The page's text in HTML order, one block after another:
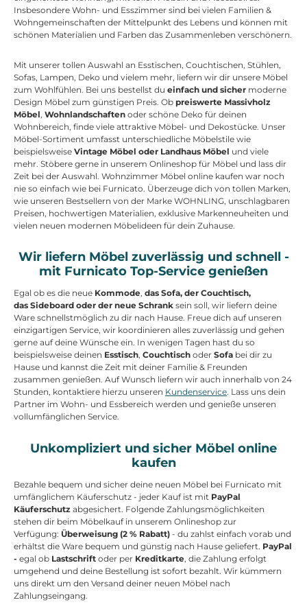
Insbesondere Wohn- und Esszimmer sind bei vielen Familien &
Wohngemeinschaften der Mittelpunkt des Lebens und können mit
schönen Materialien und Farben das Zusammenleben verschönern.
Mit unserer tollen Auswahl an Esstischen, Couchtischen, Stühlen,
Sofas, Lampen, Deko und vielem mehr, liefern wir dir unsere Möbel
zum Wohlfühlen. Bei uns bestellst du einfach und sicher moderne
Design Möbel zum günstigen Preis. Ob preiswerte Massivholz
Möbel, Wohnlandschaften oder schöne Deko für deinen
Wohnbereich, finde viele attraktive Möbel- und Dekostücke. Unser
Möbel-Sortiment umfasst unterschiedliche Möbelstile wie
beispielsweise Vintage Möbel oder Landhaus Möbel und viele
mehr. Stöbere gerne in unserem Onlineshop für Möbel und lass dir
Zeit bei der Auswahl. Wohnzimmer Möbel online kaufen war noch
nie so einfach wie bei Furnicato. Überzeuge dich von tollen Marken,
wie unseren Bestsellern von der Marke WOHNLING, unschlagbaren
Preisen, hochwertigen Materialien, exklusive Markenneuheiten und
vielen neuen modernen Möbelideen für dein Zuhause.
Wir liefern Möbel zuverlässig und schnell -
mit Furnicato Top-Service genießen
Egal ob es die neue Kommode, das Sofa, der Couchtisch,
das Sideboard oder der neue Schrank sein soll, wir liefern deine
Ware schnellstmöglich zu dir nach Hause. Freue dich auf unseren
einzigartigen Service, wir koordinieren alles zuverlässig und gehen
gerne auf deine Wünsche ein. In wenigen Tagen hast du so
beispielsweise deinen Esstisch, Couchtisch oder Sofa bei dir zu
Hause und kannst die Zeit mit deiner Familie & Freunden
zusammen genießen. Auf Wunsch liefern wir auch innerhalb von 24
Stunden, kontaktiere hierzu unseren Kundenservice. Lass uns dein
Partner im Wohn- und Essbereich werden und genieße unseren
vollumfänglichen Service.
Unkompliziert und sicher Möbel online
kaufen
Bezahle bequem und sicher deine neuen Möbel bei Furnicato mit
umfänglichem Käuferschutz - jeder Kauf ist mit PayPal
Käuferschutz abgesichert. Folgende Zahlungsmöglichkeiten
stehen dir beim Möbelkauf in unserem Onlineshop zur
Verfügung: Überweisung (2 % Rabatt) - du zahlst einfach vorab und
erhältst die Ware bequem und günstig nach Hause geliefert. PayPal
- egal ob Lastschrift oder per Kreditkarte, die Zahlung erfolgt
umgehend und deine Bestellung ist sofort bezahlt. Wir kümmern
uns direkt um den Versand deiner neuen Möbel nach
Zahlungseingang.